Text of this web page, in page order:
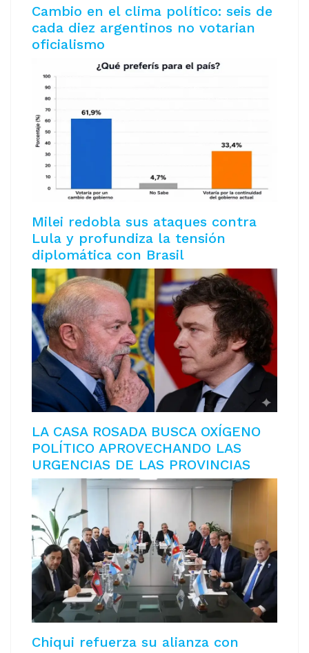
Cambio en el clima político: seis de
cada diez argentinos no votarian
oficialismo
Milei redobla sus ataques contra
Lula y profundiza la tensión
diplomática con Brasil
LA CASA ROSADA BUSCA OXÍGENO
POLÍTICO APROVECHANDO LAS
URGENCIAS DE LAS PROVINCIAS
Chiqui refuerza su alianza con